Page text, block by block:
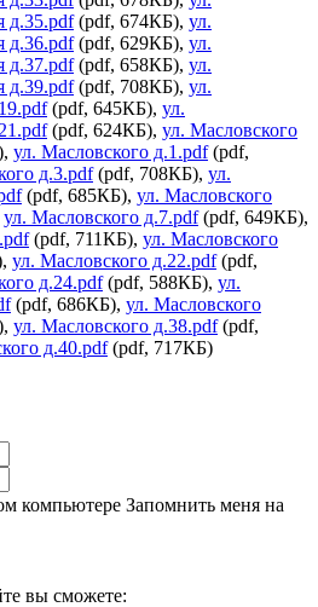
д.35.pdf(pdf, 674КБ), ул.
д.36.pdf(pdf, 629КБ), ул.
д.37.pdf(pdf, 658КБ), ул.
д.39.pdf(pdf, 708КБ), ул.
(pdf, 645КБ), ул.
(pdf, 624КБ), ул. Масловского
ул. Масловского д.1.pdf(pdf,
д.3.pdf(pdf, 708КБ), ул.
(pdf, 685КБ), ул. Масловского
ул. Масловского д.7.pdf(pdf, 649КБ),
(pdf, 711КБ), ул. Масловского
ул. Масловского д.22.pdf(pdf,
д.24.pdf(pdf, 588КБ), ул.
(pdf, 686КБ), ул. Масловского
ул. Масловского д.38.pdf(pdf,
д.40.pdf(pdf, 717КБ)
компьютере Запомнить меня на
вы сможете: